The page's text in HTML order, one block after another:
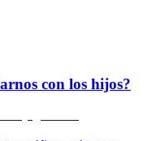
con los hijos?